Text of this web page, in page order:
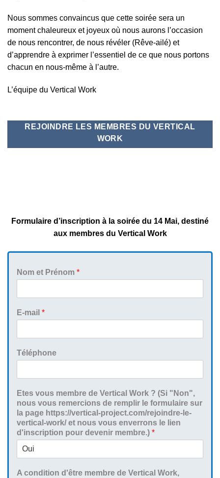
Nous sommes convaincus que cette soirée sera un
moment chaleureux et joyeux où nous aurons l’occasion
de nous rencontrer, de nous révéler (Rêve-ailé) et
d’apprendre à exprimer l’essentiel de ce que nous portons
chacun en nous-même à l’autre.
L’équipe du Vertical Work
REJOINDRE LES MEMBRES DU VERTICAL
WORK
Formulaire d’inscription à la soirée du 14 Mai, destiné
aux membres du Vertical Work
Nom et Prénom *
E-mail *
Téléphone
Etes vous membre de Vertical Work ? (Si "Non",
nous vous remercions de remplir le formulaire sur
la page https://vertical-project.com/rejoindre-le-
vertical-work/ et nous vous enverrons le lien
d'inscription pour devenir membre.) *
A condition d'être membre de Vertical Work,